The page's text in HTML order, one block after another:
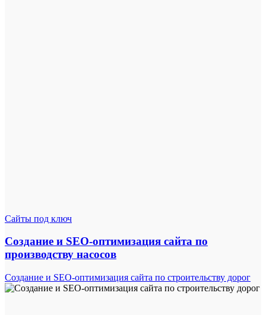
Сайты под ключ
Создание и SEO-оптимизация сайта по
производству насосов
Создание и SEO-оптимизация сайта по строительству дорог